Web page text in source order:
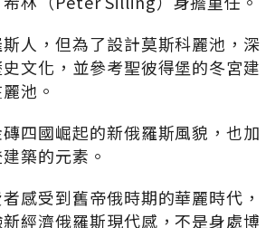
人，但為了設計莫斯科麗池，深
文化，並參考聖彼得堡的冬宮建
池。
四國崛起的新俄羅斯風貌，也加
築的元素。
者感受到舊帝俄時期的華麗時代，
經濟俄羅斯現代感，不是身處博